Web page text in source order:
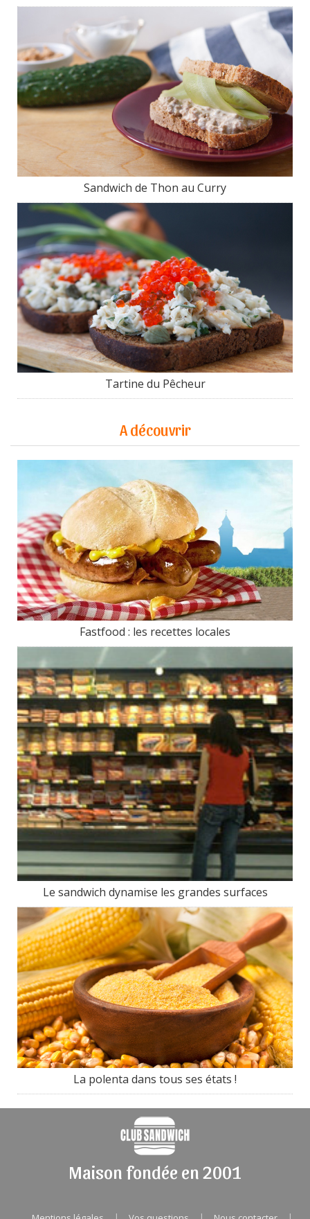
Sandwich de Thon au Curry
Tartine du Pêcheur
A découvrir
Fastfood : les recettes locales
Le sandwich dynamise les grandes surfaces
La polenta dans tous ses états !
Maison fondée en 2001